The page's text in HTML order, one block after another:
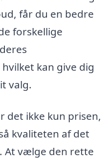
får du en bedre
forskellige
kan give dig
valg.
det ikke kun prisen,
kvaliteten af det
At vælge den rette